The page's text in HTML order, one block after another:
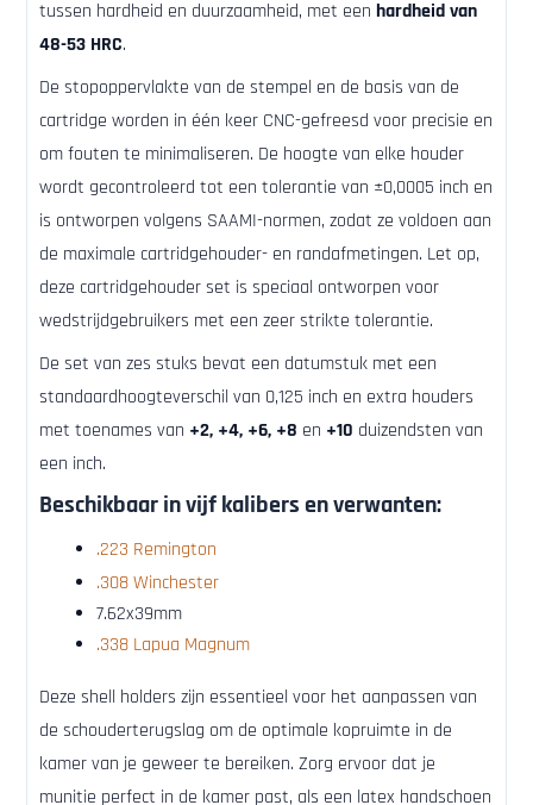
tussen hardheid en duurzaamheid, met een hardheid van
48-53 HRC.
De stopoppervlakte van de stempel en de basis van de
cartridge worden in één keer CNC-gefreesd voor precisie en
om fouten te minimaliseren. De hoogte van elke houder
wordt gecontroleerd tot een tolerantie van ±0,0005 inch en
is ontworpen volgens SAAMI-normen, zodat ze voldoen aan
de maximale cartridgehouder- en randafmetingen. Let op,
deze cartridgehouder set is speciaal ontworpen voor
wedstrijdgebruikers met een zeer strikte tolerantie.
De set van zes stuks bevat een datumstuk met een
standaardhoogteverschil van 0,125 inch en extra houders
met toenames van +2, +4, +6, +8 en +10 duizendsten van
een inch.
Beschikbaar in vijf kalibers en verwanten:
.223 Remington
.308 Winchester
7.62x39mm
.338 Lapua Magnum
Deze shell holders zijn essentieel voor het aanpassen van
de schouderterugslag om de optimale kopruimte in de
kamer van je geweer te bereiken. Zorg ervoor dat je
munitie perfect in de kamer past, als een latex handschoen